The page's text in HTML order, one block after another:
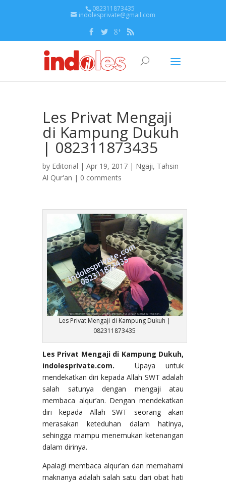
082311873435
indolesprivate@gmail.com
Les Privat Mengaji
di Kampung Dukuh
| 082311873435
by Editorial | Apr 19, 2017 | Ngaji, Tahsin
Al Qur'an | 0 comments
Les Privat Mengaji di Kampung Dukuh |
082311873435
Les Privat Mengaji di Kampung Dukuh,
indolesprivate.com. Upaya untuk
mendekatkan diri kepada Allah SWT adalah
salah satunya dengan mengaji atau
membaca alqur’an. Dengan mendekatkan
diri kepada Allah SWT seorang akan
merasakan keteduhan dalam hatinya,
sehingga mampu menemukan ketenangan
dalam dirinya.
Apalagi membaca alqur’an dan memahami
maknanya adalah salah satu dari obat hati